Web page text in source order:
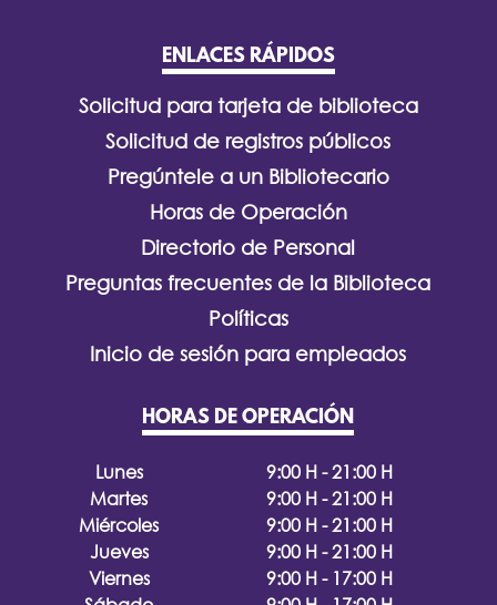
ENLACES RÁPIDOS
Solicitud para tarjeta de biblioteca
Solicitud de registros públicos
Pregúntele a un Bibliotecario
Horas de Operación
Directorio de Personal
Preguntas frecuentes de la Biblioteca
Políticas
Inicio de sesión para empleados
HORAS DE OPERACIÓN
Lunes
9:00 H - 21:00 H
Martes
9:00 H - 21:00 H
Miércoles
9:00 H - 21:00 H
Jueves
9:00 H - 21:00 H
Viernes
9:00 H - 17:00 H